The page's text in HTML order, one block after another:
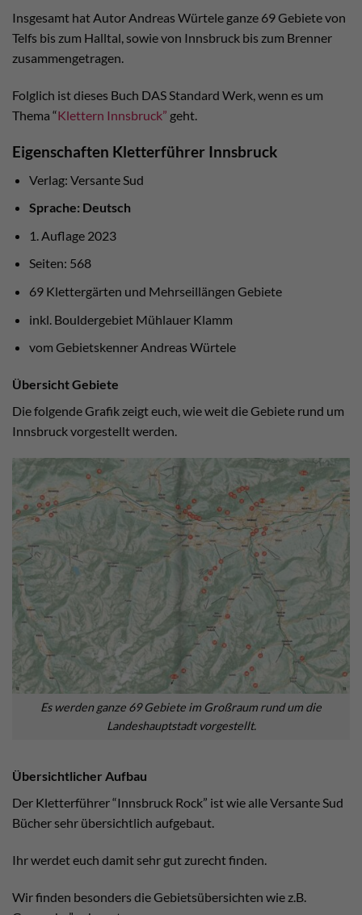
Insgesamt hat Autor Andreas Würtele ganze 69 Gebiete von
Telfs bis zum Halltal, sowie von Innsbruck bis zum Brenner
zusammengetragen.
Folglich ist dieses Buch DAS Standard Werk, wenn es um
Thema “Klettern Innsbruck” geht.
Eigenschaften Kletterführer Innsbruck
Verlag: Versante Sud
Sprache: Deutsch
1. Auflage 2023
Seiten: 568
69 Klettergärten und Mehrseillängen Gebiete
inkl. Bouldergebiet Mühlauer Klamm
vom Gebietskenner Andreas Würtele
Übersicht Gebiete
Die folgende Grafik zeigt euch, wie weit die Gebiete rund um
Innsbruck vorgestellt werden.
Es werden ganze 69 Gebiete im Großraum rund um die
Landeshauptstadt vorgestellt.
Übersichtlicher Aufbau
Der Kletterführer “Innsbruck Rock” ist wie alle Versante Sud
Bücher sehr übersichtlich aufgebaut.
Ihr werdet euch damit sehr gut zurecht finden.
Wir finden besonders die Gebietsübersichten wie z.B.